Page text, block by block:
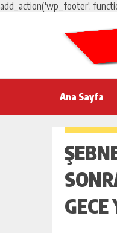
add_action('wp_footer',
Ana Sayfa